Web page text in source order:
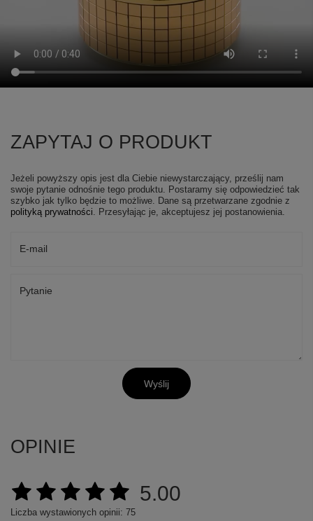
ZAPYTAJ O PRODUKT
Jeżeli powyższy opis jest dla Ciebie niewystarczający, prześlij nam
swoje pytanie odnośnie tego produktu. Postaramy się odpowiedzieć tak
szybko jak tylko będzie to możliwe. Dane są przetwarzane zgodnie z
polityką prywatności. Przesyłając je, akceptujesz jej postanowienia.
E-mail
Pytanie
Wyślij
OPINIE
5.00
Liczba wystawionych opinii: 75